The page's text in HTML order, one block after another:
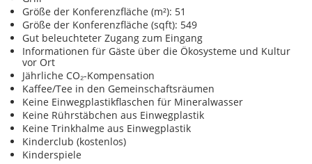
Größe der Konferenzfläche (m²): 51
Größe der Konferenzfläche (sqft): 549
Gut beleuchteter Zugang zum Eingang
Informationen für Gäste über die Ökosysteme und Kultur
vor Ort
Jährliche CO₂-Kompensation
Kaffee/Tee in den Gemeinschaftsräumen
Keine Einwegplastikflaschen für Mineralwasser
Keine Rührstäbchen aus Einwegplastik
Keine Trinkhalme aus Einwegplastik
Kinderclub (kostenlos)
Kinderspiele